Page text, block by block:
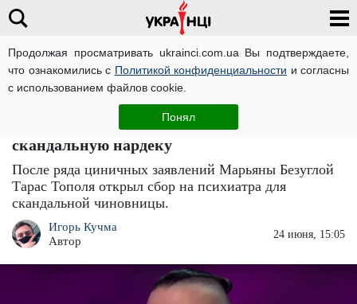
Продолжая просматривать ukrainci.com.ua Вы подтверждаете,
что ознакомились с Политикой конфиденциальности и согласны
с использованием файлов cookie.
Понял
"На психиатра Безуглой": фронтмен
"Антитела" Тарас Тополя решил усмирить
скандальную нардеку
После ряда циничных заявлений Марьяны Безуглой
Тарас Тополя открыл сбор на психиатра для
скандальной чиновницы.
Игорь Кучма
Автор
24 июня, 15:05